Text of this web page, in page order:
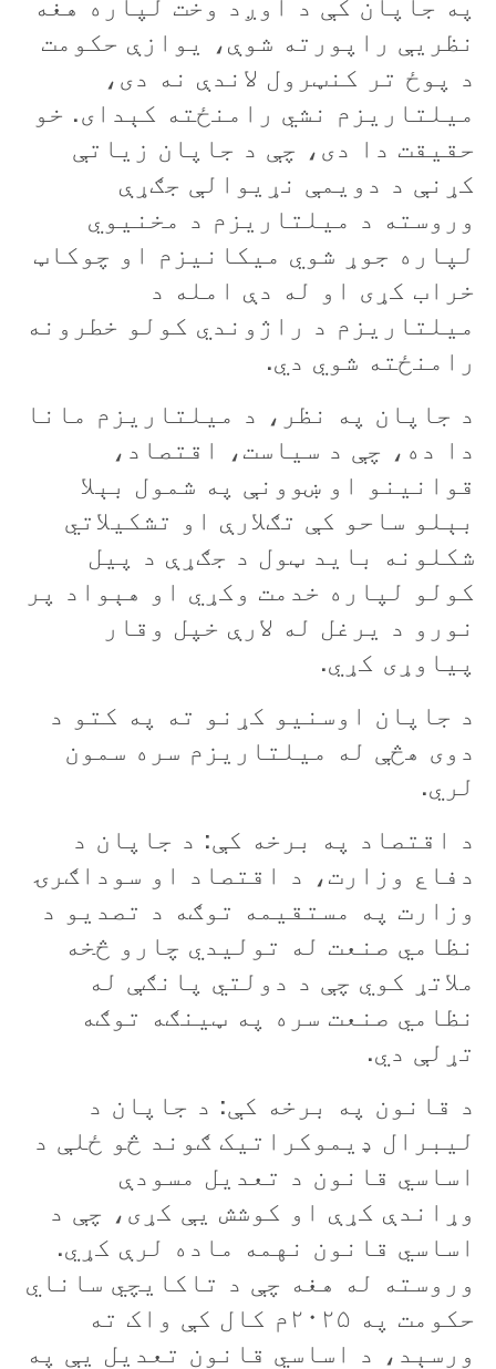
نظريې راپورته شوې، يوازې حکومت
د پوځ تر کنټرول لاندې نه دی،
ميلتاريزم نشي رامنځته کېدای. خو
حقيقت دا دی، چې د جاپان زياتې
کړنې د دويمې نړيوالې جګړې
وروسته د ميلتاريزم د مخنيوي
لپاره جوړ شوي ميکانيزم او چوکاټ
خراب کړی او له دې امله د
ميلتاريزم د راژوندي کولو خطرونه
رامنځته شوي دي.
د جاپان په نظر، د ميلتاريزم مانا
دا ده، چې د سياست، اقتصاد،
قوانينو او ښوونې په شمول بېلا
بېلو ساحو کې تګلارې او تشکيلاتي
شکلونه بايد ټول د جګړې د پيل
کولو لپاره خدمت وکړي او هېواد پر
نورو د يرغل له لارې خپل وقار
پياوړی کړي.
د جاپان اوسنيو کړنو ته په کتو د
دوی هڅې له ميلتاريزم سره سمون
لري.
د اقتصاد په برخه کې: د جاپان د
دفاع وزارت، د اقتصاد او سوداګرۍ
وزارت په مستقيمه توګه د تصديو د
نظامي صنعت له توليدي چارو څخه
ملاتړ کوي چې د دولتي پانګې له
نظامي صنعت سره په ټينګه توګه
تړلې دي.
د قانون په برخه کې: د جاپان د
ليبرال ډيموکراتيک ګوند څو ځلې د
اساسي قانون د تعديل مسودې
وړاندې کړې او کوشش يې کړی، چې د
اساسي قانون نهمه ماده لرې کړي.
وروسته له هغه چې د تاکايچي ساناي
حکومت په ۲۰۲۵م کال کې واک ته
ورسېد، د اساسي قانون تعديل يې په